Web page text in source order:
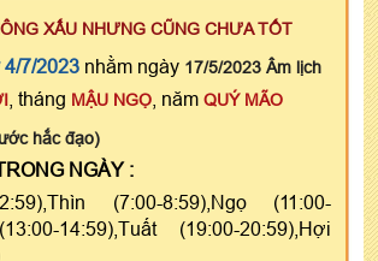
XẤU NHƯNG CŨNG CHƯA TỐT
4/7/2023 nhằm ngày 17/5/2023 Âm lịch
, tháng MẬU NGỌ , năm QUÝ MÃO
hắc đạo)
NGÀY :
(7:00-8:59),Ngọ (11:00-
14:59),Tuất (19:00-20:59),Hợi